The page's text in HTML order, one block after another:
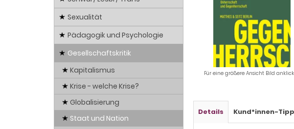
Für eine größere Ansicht Bild
Details Kund*innen-Tipp
Sexualität
Pädagogik und Psychologie
Gesellschaftskritik
Kapitalismus
Krise - welche Krise?
Globalisierung
Staat und Nation